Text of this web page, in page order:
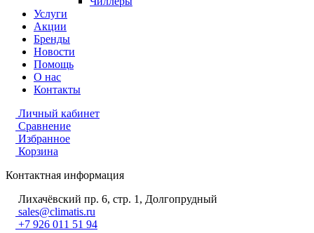
Услуги
Акции
Бренды
Новости
Помощь
О нас
Контакты
Личный кабинет
Сравнение
Избранное
Корзина
Контактная информация
Лихачёвский пр. 6, стр. 1, Долгопрудный
sales@climatis.ru
+7 926 011 51 94